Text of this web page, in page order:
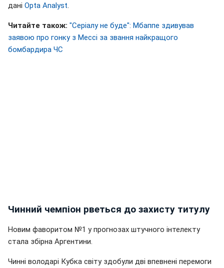
дані Opta Analyst
Читайте також: "Серіалу не буде": Мбаппе здивував
заявою про гонку з Мессі за звання найкращого
бомбардира ЧС
Чинний чемпіон рветься до захисту титулу
Новим фаворитом №1 у прогнозах штучного інтелекту
стала збірна Аргентини.
Чинні володарі Кубка світу здобули дві впевнені перемоги